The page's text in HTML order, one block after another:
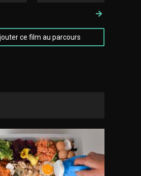
Suivant
ce film au parcours